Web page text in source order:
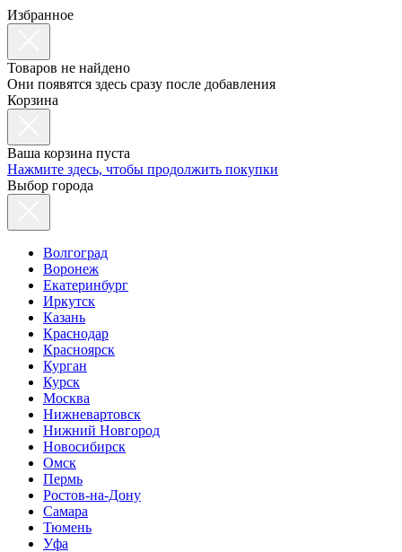
Избранное
Товаров не найдено
Они появятся здесь сразу после добавления
Корзина
Ваша корзина пуста
Нажмите здесь, чтобы продолжить покупки
Выбор города
Волгоград
Воронеж
Екатеринбург
Иркутск
Казань
Краснодар
Красноярск
Курган
Курск
Москва
Нижневартовск
Нижний Новгород
Новосибирск
Омск
Пермь
Ростов-на-Дону
Самара
Тюмень
Уфа